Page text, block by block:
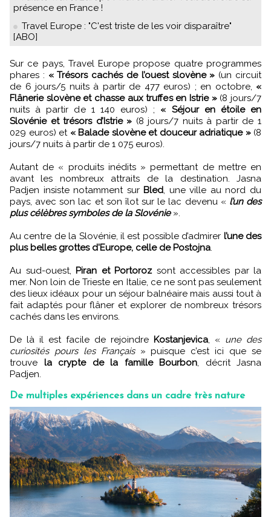
présence en France !
Travel Europe : "C'est triste de les voir disparaître"
[ABO]
Sur ce pays, Travel Europe propose quatre programmes
phares : « Trésors cachés de l’ouest slovène » (un circuit
de 6 jours/5 nuits à partir de 477 euros) ; en octobre, «
Flânerie slovène et chasse aux truffes en Istrie »(8 jours/7
nuits à partir de 1 140 euros) ; « Séjour en étoile en
Slovénie et trésors d’Istrie » (8 jours/7 nuits à partir de 1
029 euros) et« Balade slovène et douceur adriatique »(8
jours/7 nuits à partir de 1 075 euros).
Autant de « produits inédits » permettant de mettre en
avant les nombreux attraits de la destination. Jasna
Padjen insiste notamment sur Bled, une ville au nord du
pays, avec son lac et son îlot sur le lac devenu « l’un des
plus célèbres symboles de la Slovénie».
Au centre de la Slovénie, il est possible d’admirer l’une des
plus belles grottes d'Europe, celle de Postojna.
Au sud-ouest, Piran et Portoroz sont accessibles par la
mer. Non loin de Trieste en Italie, ce ne sont pas seulement
des lieux idéaux pour un séjour balnéaire mais aussi tout à
fait adaptés pour flâner et explorer de nombreux trésors
cachés dans les environs.
De là il est facile de rejoindre Kostanjevica, « une des
curiosités pours les Français» puisque c’est ici que se
trouve la crypte de la famille Bourbon, décrit Jasna
Padjen.
De multiples expériences dans un cadre très nature